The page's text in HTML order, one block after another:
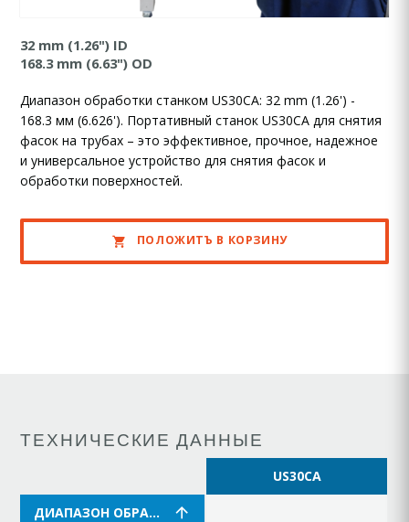
32 mm (1.26") ID
168.3 mm (6.63") OD
Диапазон обработки станком US30CA: 32 mm (1.26') -
168.3 мм (6.626'). Портативный станок US30CA для снятия
фасок на трубах – это эффективное, прочное, надежное
и универсальное устройство для снятия фасок и
обработки поверхностей.
ПОЛОЖИТЪ В КОРЗИНУ
ТЕХНИЧЕСКИЕ ДАННЫЕ
ДИАПАЗОН ОБРАБОТКИ
US30CA